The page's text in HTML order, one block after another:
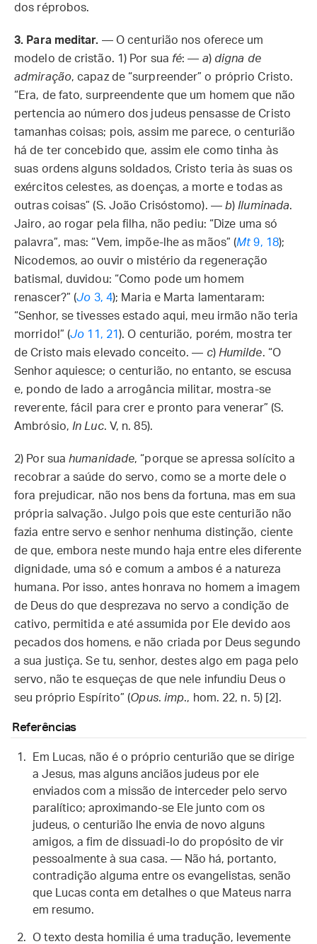
dos réprobos.
3. Para meditar. — O centurião nos oferece um
modelo de cristão. 1) Por sua fé: — a) digna de
admiração, capaz de “surpreender” o próprio Cristo.
“Era, de fato, surpreendente que um homem que não
pertencia ao número dos judeus pensasse de Cristo
tamanhas coisas; pois, assim me parece, o centurião
há de ter concebido que, assim ele como tinha às
suas ordens alguns soldados, Cristo teria às suas os
exércitos celestes, as doenças, a morte e todas as
outras coisas” (S. João Crisóstomo). — b) Iluminada.
Jairo, ao rogar pela filha, não pediu: “Dize uma só
palavra”, mas: “Vem, impõe-lhe as mãos” (Mt9, 18);
Nicodemos, ao ouvir o mistério da regeneração
batismal, duvidou: “Como pode um homem
renascer?” (Jo 3, 4); Maria e Marta lamentaram:
“Senhor, se tivesses estado aqui, meu irmão não teria
morrido!” (Jo 11, 21). O centurião, porém, mostra ter
de Cristo mais elevado conceito. — c) Humilde. “O
Senhor aquiesce; o centurião, no entanto, se escusa
e, pondo de lado a arrogância militar, mostra-se
reverente, fácil para crer e pronto para venerar” (S.
Ambrósio, In Luc. V, n. 85).
2) Por suahumanidade, “porque se apressa solícito a
recobrar a saúde do servo, como se a morte dele o
fora prejudicar, não nos bens da fortuna, mas em sua
própria salvação. Julgo pois que este centurião não
fazia entre servo e senhor nenhuma distinção, ciente
de que, embora neste mundo haja entre eles diferente
dignidade, uma só e comum a ambos é a natureza
humana. Por isso, antes honrava no homem a imagem
de Deus do que desprezava no servo a condição de
cativo, permitida e até assumida por Ele devido aos
pecados dos homens, e não criada por Deus segundo
a sua justiça. Se tu, senhor, destes algo em paga pelo
servo, não te esqueças de que nele infundiu Deus o
seu próprio Espírito” (Opus. imp., hom. 22, n. 5) [2].
Referências
Em Lucas, não é o próprio centurião que se dirige
a Jesus, mas alguns anciãos judeus por ele
enviados com a missão de interceder pelo servo
paralítico; aproximando-se Ele junto com os
judeus, o centurião lhe envia de novo alguns
amigos, a fim de dissuadi-lo do propósito de vir
pessoalmente à sua casa. — Não há, portanto,
contradição alguma entre os evangelistas, senão
que Lucas conta em detalhes o que Mateus narra
em resumo.
O texto desta homilia é uma tradução, levemente